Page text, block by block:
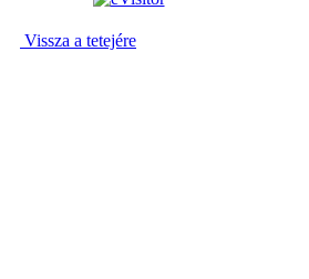
Vissza a tetejére